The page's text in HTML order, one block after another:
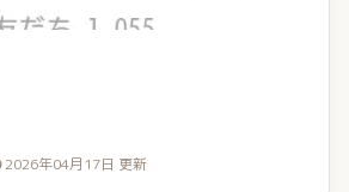
2026年04月17日 更新